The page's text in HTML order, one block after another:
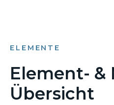
ELEMENTE
Element- &
Übersicht